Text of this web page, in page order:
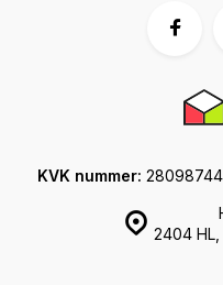
2404 HL,
KVK nummer: 28098744